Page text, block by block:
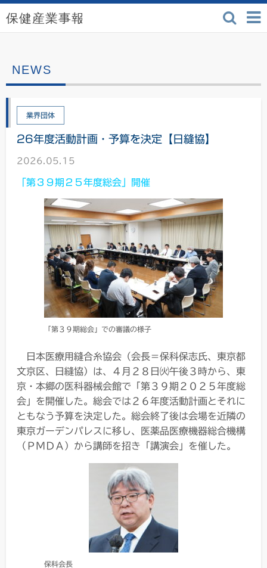
保健産業事報 - 医療機
検索
業界団体
26年度活動計画・予算を決定【日縫協】
2026.05.15
「第３９期２５年度総会」開催
「第３９期総会」での審議の様子
日本医療用縫合糸協会（会長＝保科保志氏、東京都
文京区、日縫協）は、４月２８日㈫午後３時から、東
京・本郷の医科器械会館で「第３９期２０２５年度総
会」を開催した。総会では２６年度活動計画とそれに
ともなう予算を決定した。総会終了後は会場を近隣の
東京ガーデンパレスに移し、医薬品医療機器総合機構
（ＰＭＤＡ）から講師を招き「講演会」を催した。
保科会長